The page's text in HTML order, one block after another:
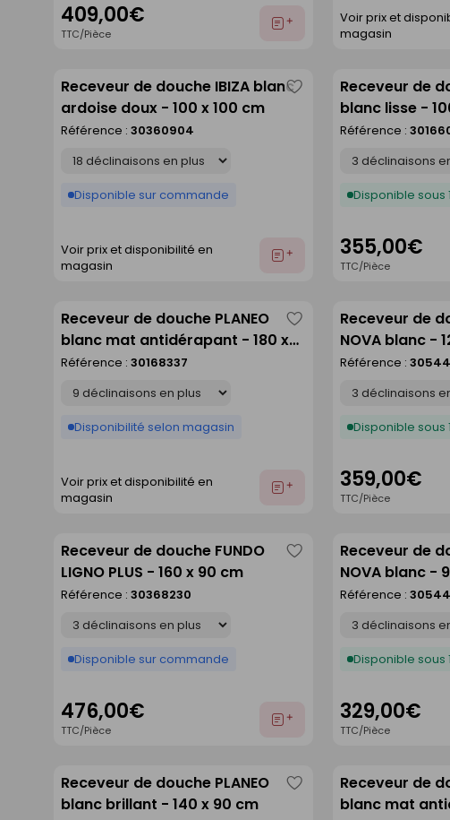
409,00€
TTC/Pièce
Ajouter
Voir prix et
magasin
Receveur de douche IBIZA blanc
ardoise doux - 100 x 100 cm
Référence : 30360904
Disponible sur commande
Voir prix et disponibilité en
magasin
Ajouter
Enregistrer
comme
Receveur de
blanc lisse -
Référence :
Disponible sous
355,00€
TTC/Pièce
Receveur de douche PLANEO
blanc mat antidérapant - 180 x
90 cm
Référence : 30168337
Disponibilité selon magasin
Voir prix et disponibilité en
magasin
Ajouter
Enregistrer
comme
Receveur de
NOVA blanc -
Référence :
Disponible sous
359,00€
TTC/Pièce
Receveur de douche FUNDO
LIGNO PLUS - 160 x 90 cm
Référence : 30368230
Disponible sur commande
476,00€
TTC/Pièce
Ajouter
Enregistrer
comme
Receveur de
NOVA blanc -
Référence :
Disponible sous
329,00€
TTC/Pièce
Receveur de douche PLANEO
blanc brillant - 140 x 90 cm
Enregistrer
comme
Receveur de
blanc mat